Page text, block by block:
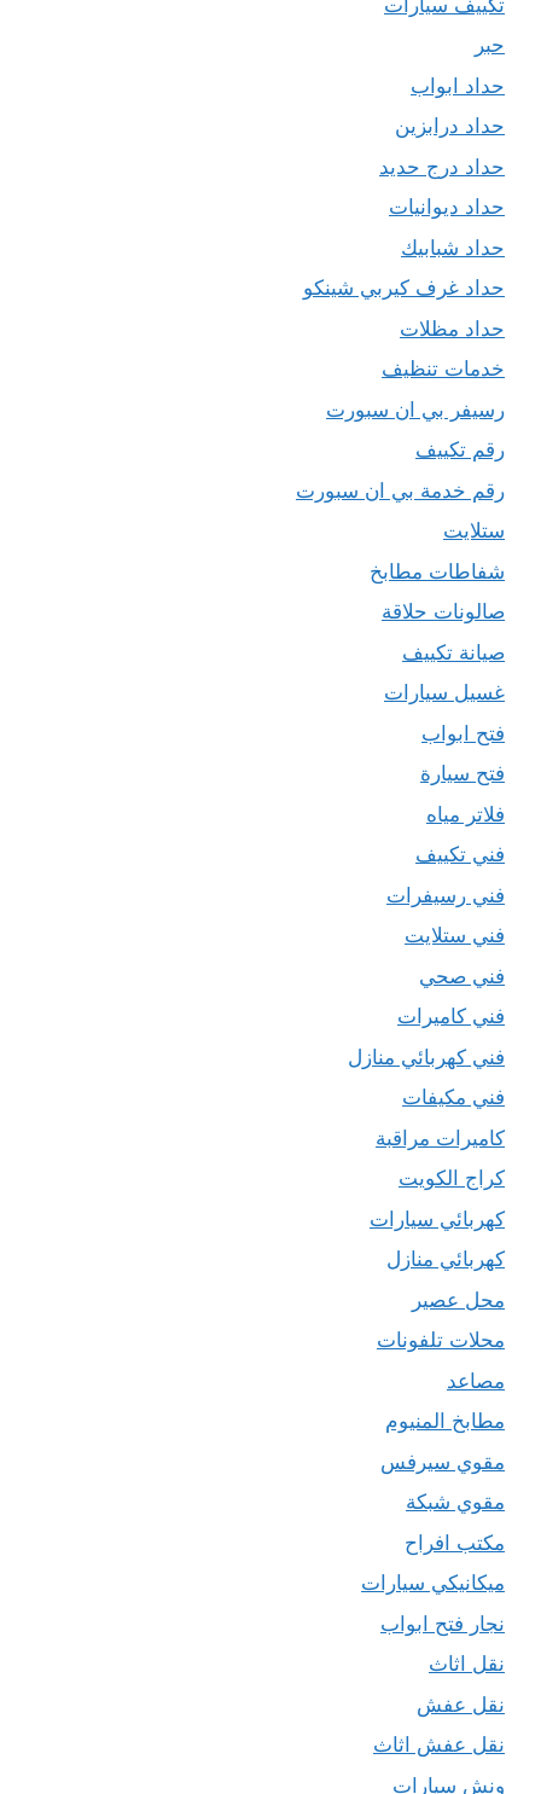
حبر
حداد ابواب
حداد درابزين
حداد درج حديد
حداد ديوانيات
حداد شبابيك
حداد غرف كيربي شينكو
حداد مظلات
خدمات تنظيف
رسيفر بي ان سبورت
رقم تكييف
رقم خدمة بي ان سبورت
ستلايت
شفاطات مطابخ
صالونات حلاقة
صيانة تكييف
غسيل سيارات
فتح ابواب
فتح سيارة
فلاتر مياه
فني تكييف
فني رسيفرات
فني ستلايت
فني صحي
فني كاميرات
فني كهربائي منازل
فني مكيفات
كاميرات مراقبة
كراج الكويت
كهربائي سيارات
كهربائي منازل
محل عصير
محلات تلفونات
مصاعد
مطابخ المنيوم
مقوي سيرفس
مقوي شبكة
مكتب افراح
ميكانيكي سيارات
نجار فتح ابواب
نقل اثاث
نقل عفش
نقل عفش اثاث
ونش سيارات